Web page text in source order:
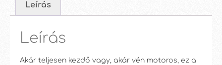
Leírás
Leírás
Akár teljesen kezdő vagy, akár vén motoros, ez a